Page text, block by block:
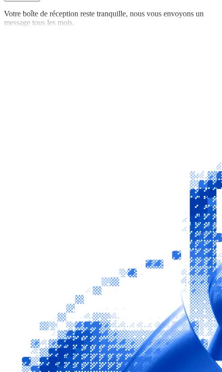
Votre boîte de réception reste tranquille, nous vous envoyons un
message tous les mois.